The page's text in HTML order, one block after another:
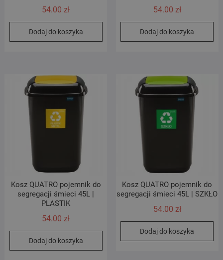
54.00 zł
Dodaj do koszyka
54.00 zł
Dodaj do koszyka
Kosz QUATRO pojemnik do
segregacji śmieci 45L |
PLASTIK
54.00 zł
Dodaj do koszyka
Kosz QUATRO pojemnik do
segregacji śmieci 45L | SZKŁO
54.00 zł
Dodaj do koszyka